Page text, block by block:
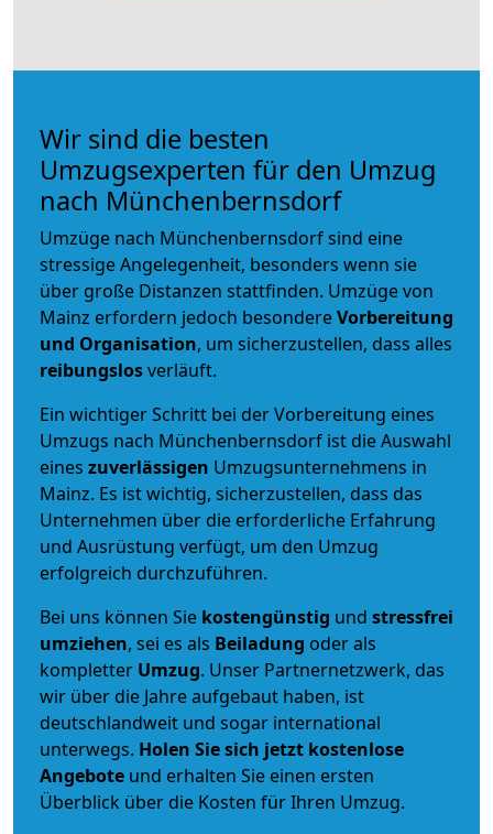
Wir sind die besten
Umzugsexperten für den Umzug
nach Münchenbernsdorf
Umzüge nach Münchenbernsdorf sind eine
stressige Angelegenheit, besonders wenn sie
über große Distanzen stattfinden. Umzüge von
Mainz erfordern jedoch besondereVorbereitung
und Organisation, um sicherzustellen, dass alles
reibungslosverläuft.
Ein wichtiger Schritt bei der Vorbereitung eines
Umzugs nach Münchenbernsdorf ist die Auswahl
eines zuverlässigen Umzugsunternehmens in
Mainz. Es ist wichtig, sicherzustellen, dass das
Unternehmen über die erforderliche Erfahrung
und Ausrüstung verfügt, um den Umzug
erfolgreich durchzuführen.
Bei uns können Sie kostengünstig und stressfrei
umziehen, sei es als Beiladung oder als
kompletter Umzug. Unser Partnernetzwerk, das
wir über die Jahre aufgebaut haben, ist
deutschlandweit und sogar international
unterwegs. Holen Sie sich jetzt kostenlose
Angebote und erhalten Sie einen ersten
Überblick über die Kosten für Ihren Umzug.